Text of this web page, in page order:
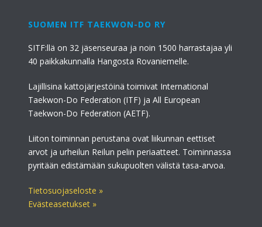
SUOMEN ITF TAEKWON-DO RY
SITF:llä on 32 jäsenseuraa ja noin 1500 harrastajaa yli
40 paikkakunnalla Hangosta Rovaniemelle.
Lajillisina kattojärjestöinä toimivat International
Taekwon-Do Federation (ITF) ja All European
Taekwon-Do Federation (AETF).
Liiton toiminnan perustana ovat liikunnan eettiset
arvot ja urheilun Reilun pelin periaatteet. Toiminnassa
pyritään edistämään sukupuolten välistä tasa-arvoa.
Tietosuojaseloste »
Evästeasetukset »